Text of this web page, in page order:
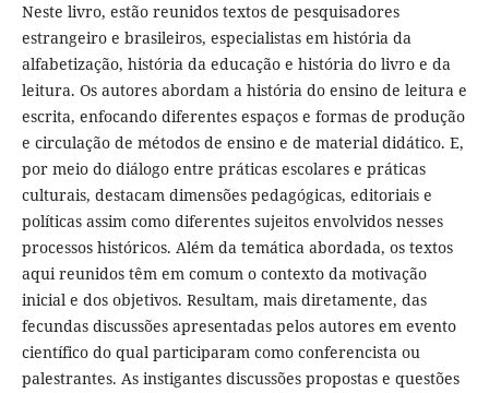
Neste livro, estão reunidos textos de pesquisadores
estrangeiro e brasileiros, especialistas em história da
alfabetização, história da educação e história do livro e da
leitura. Os autores abordam a história do ensino de leitura e
escrita, enfocando diferentes espaços e formas de produção
e circulação de métodos de ensino e de material didático. E,
por meio do diálogo entre práticas escolares e práticas
culturais, destacam dimensões pedagógicas, editoriais e
políticas assim como diferentes sujeitos envolvidos nesses
processos históricos. Além da temática abordada, os textos
aqui reunidos têm em comum o contexto da motivação
inicial e dos objetivos. Resultam, mais diretamente, das
fecundas discussões apresentadas pelos autores em evento
científico do qual participaram como conferencista ou
palestrantes. As instigantes discussões propostas e questões